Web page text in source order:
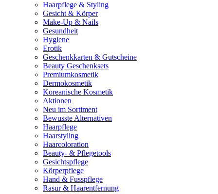
Haarpflege & Styling
Gesicht & Körper
Make-Up & Nails
Gesundheit
Hygiene
Erotik
Geschenkkarten & Gutscheine
Beauty Geschenksets
Premiumkosmetik
Dermokosmetik
Koreanische Kosmetik
Aktionen
Neu im Sortiment
Bewusste Alternativen
Haarpflege
Haarstyling
Haarcoloration
Beauty- & Pflegetools
Gesichtspflege
Körperpflege
Hand & Fusspflege
Rasur & Haarentfernung